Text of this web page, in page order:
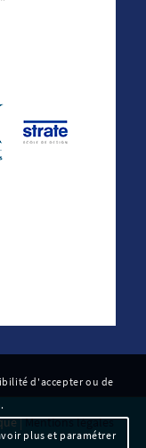
|Mentions légales
d'accepter ou de
plus et paramétrer